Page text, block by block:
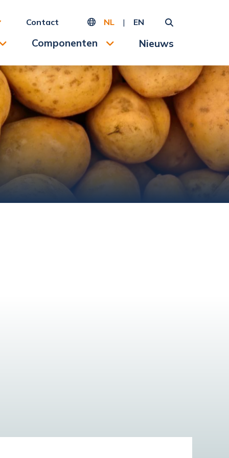
Contact NL | EN
Componenten Nieuws